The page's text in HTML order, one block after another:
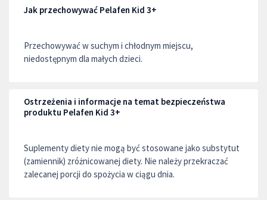
Jak przechowywać Pelafen Kid 3+
Przechowywać w suchym i chłodnym miejscu,
niedostępnym dla małych dzieci.
Ostrzeżenia i informacje na temat bezpieczeństwa
produktu Pelafen Kid 3+
Suplementy diety nie mogą być stosowane jako substytut
(zamiennik) zróżnicowanej diety. Nie należy przekraczać
zalecanej porcji do spożycia w ciągu dnia.